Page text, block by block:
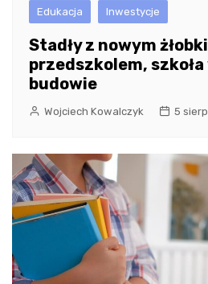
Edukacja Inwestycje
Stadły z nowym
przedszkolem,
budowie
Wojciech Kowalczyk 5